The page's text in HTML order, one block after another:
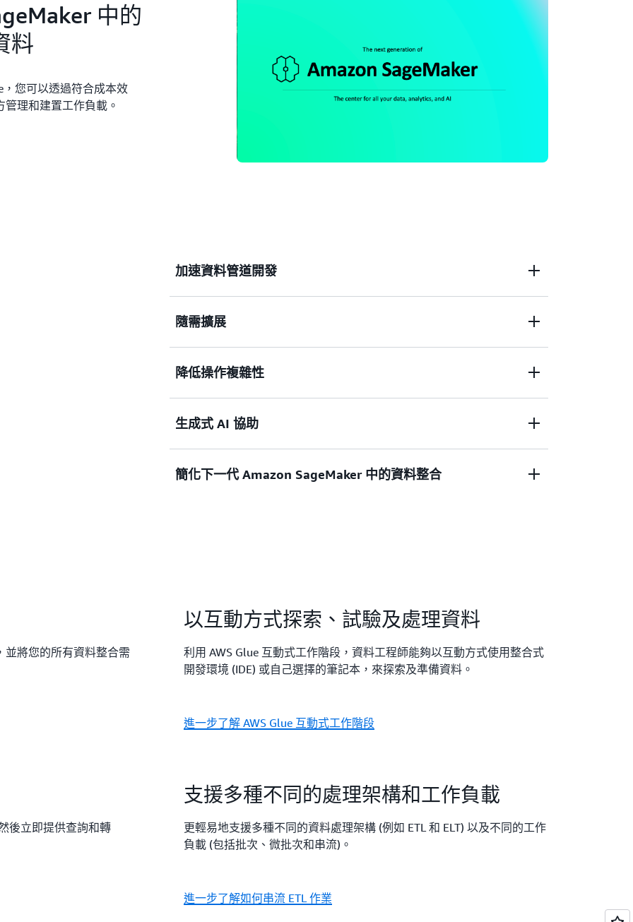
中的
料
您可以透過符合成本效
理和建置工作負載。
加速資料管道開發
速將資料投入使用。AWS Glue 提供完全受管的無伺服器工具組，可設
計和自動化現代資料管線，並具有內建 ETL、結構描述探索和跨服務整
隨需擴展
AWS Glue 甚至會自動將資源需求極高的資料處理工作從 GB 擴展至
降低操作複雜性
除基礎架構管理，讓團隊專注於建立資料工作流程，而不是維護伺服
器。
生成式 AI 協助
現代化您的 Spark 任務。AWS Glue 提供智慧程式碼產生、AI 輔助 Spark
簡化下一代 Amazon SageMaker 中的資料整合
將您的所有資料整合需
以互動方式探索、試驗及處理資料
利用 AWS Glue 互動式工作階段，資料工程師能夠以互動方式使用整合式
開發環境 (IDE) 或自己選擇的筆記本，來探索及準備資料。
進一步了解 AWS Glue 互動式工作階段
後立即提供查詢和轉
支援多種不同的處理架構和工作負載
更輕易地支援多種不同的資料處理架構 (例如 ETL 和 ELT) 以及不同的工作
負載 (包括批次、微批次和串流)。
進一步了解如何串流 ETL 作業